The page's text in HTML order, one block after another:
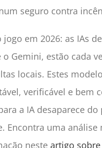
seguro contra
em 2026: as IAs
Gemini, estão cada
locais. Estes
verificável e bem
a IA desaparece do
Encontra uma análise
nesteartigo